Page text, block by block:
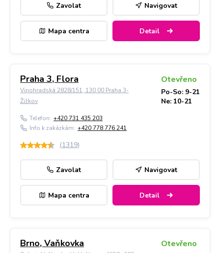
Zavolat Navigovat
Mapa centra Detail
Praha 3, Flora
Vinohradská 2828/151, 130 00 Praha 3-
Žižkov
Otevřeno
Po-So: 9-21
Ne: 10-21
Telefon: +420 731 435 203
Info k zakázkám: +420 778 776 241
(1319)
Zavolat Navigovat
Mapa centra Detail
Brno, Vaňkovka Otevřeno